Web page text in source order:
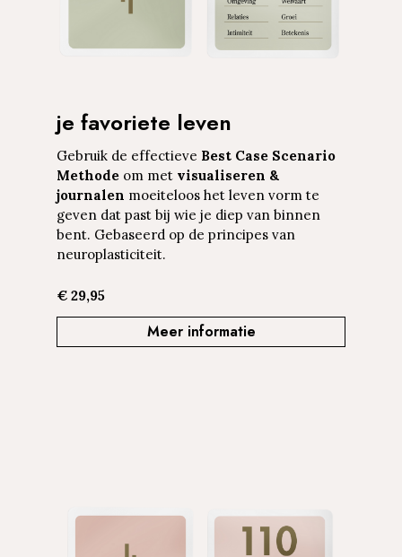
je favoriete leven
Gebruik de effectieve Best Case Scenario
Methode om met visualiseren &
journalen moeiteloos het leven vorm te
geven dat past bij wie je diep van binnen
bent. Gebaseerd op de principes van
neuroplasticiteit.
€ 29,95
Meer informatie